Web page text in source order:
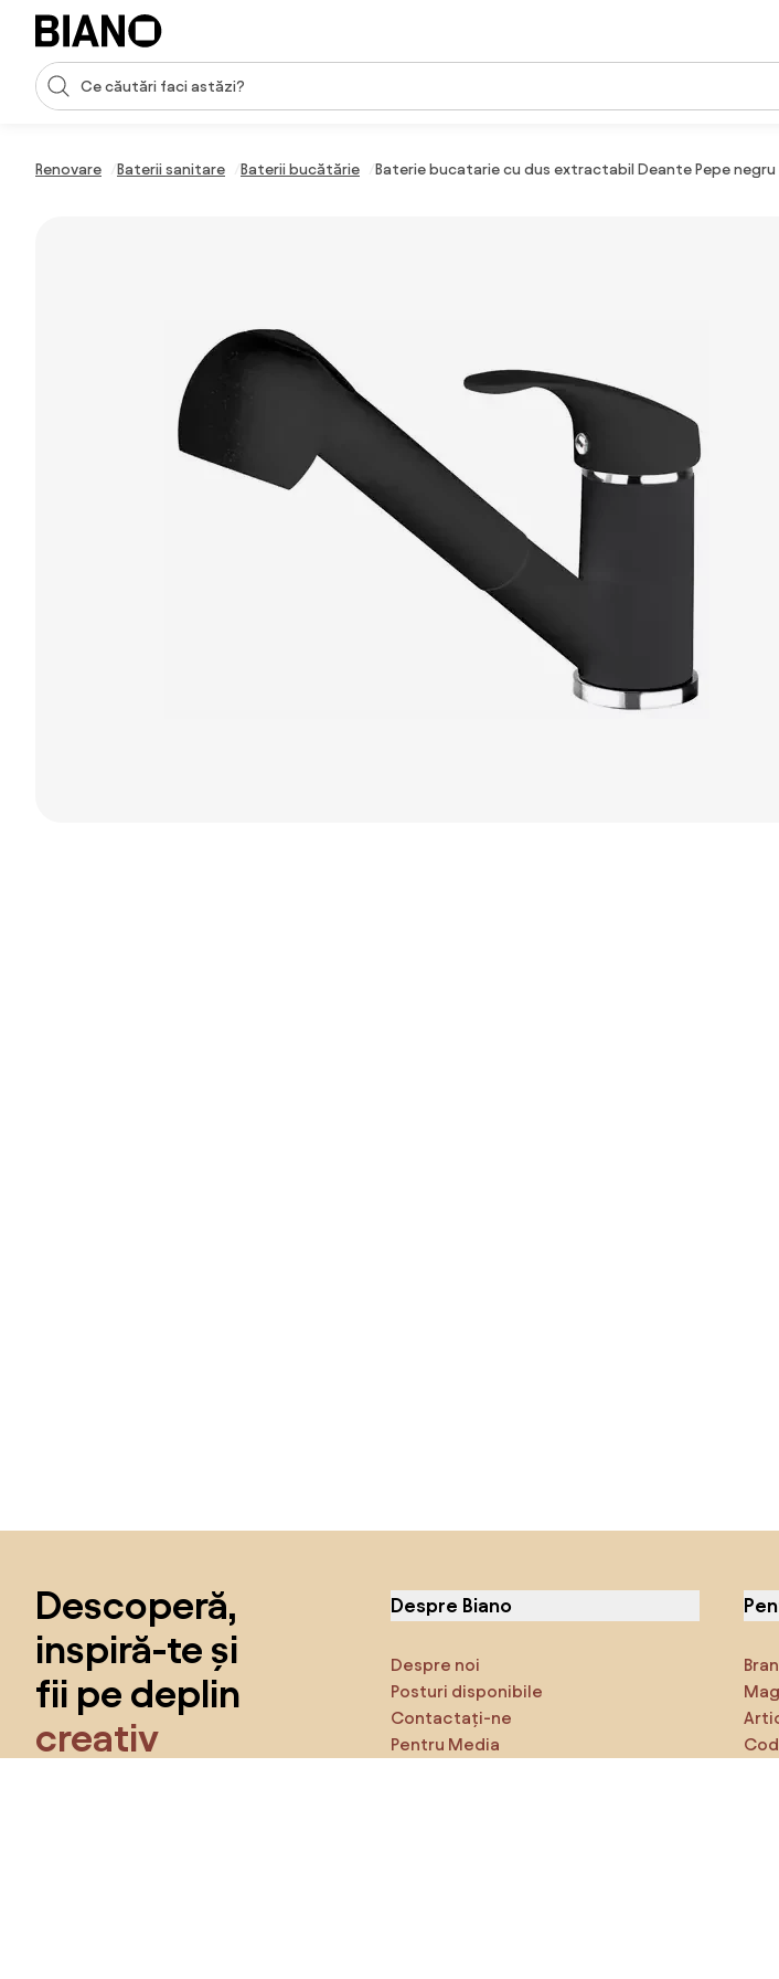
Sari peste navigare, accesează conținutul
Introducerea căutării
Renovare Baterii sanitare Baterii bucătărie Baterie bucatarie cu dus extractabil Deante Pepe
Descoperă,
inspiră-te și
fii pe deplin
creativ
Despre Biano
Despre noi
Posturi disponibile
Contactați-ne
Pentru Media